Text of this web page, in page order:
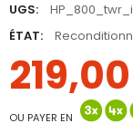
UGS:
ÉTAT:
OU PAYER EN